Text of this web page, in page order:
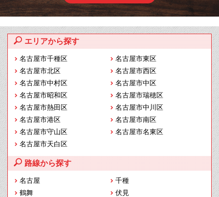
エリアから探す
名古屋市千種区
名古屋市東区
名古屋市北区
名古屋市西区
名古屋市中村区
名古屋市中区
名古屋市昭和区
名古屋市瑞穂区
名古屋市熱田区
名古屋市中川区
名古屋市港区
名古屋市南区
名古屋市守山区
名古屋市名東区
名古屋市天白区
路線から探す
名古屋
千種
鶴舞
伏見